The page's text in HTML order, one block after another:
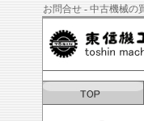
お問合せ - 中古機械の